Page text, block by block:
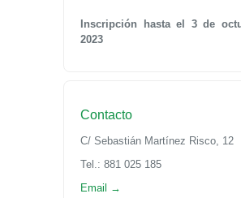
Inscripción hasta el 3 de
2023
Contacto
C/ Sebastián Martínez Risco, 12
Tel.: 881 025 185
Email →